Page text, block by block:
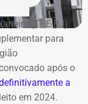
(TRE-RJ)
para
após o
a
em 2024.